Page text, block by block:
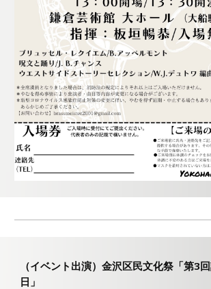
（イベント出演）金沢区民文化祭「第3
日」